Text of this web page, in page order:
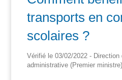
transports en
scolaires ?
Vérifié le 03/02/2022 -
administrative (Premier ministre)